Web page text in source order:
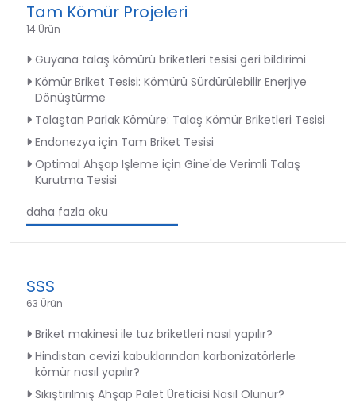
Tam Kömür Projeleri
14 Ürün
Guyana talaş kömürü briketleri tesisi geri bildirimi
Kömür Briket Tesisi: Kömürü Sürdürülebilir Enerjiye
Dönüştürme
Talaştan Parlak Kömüre: Talaş Kömür Briketleri Tesisi
Endonezya için Tam Briket Tesisi
Optimal Ahşap İşleme için Gine'de Verimli Talaş
Kurutma Tesisi
daha fazla oku
SSS
63 Ürün
Briket makinesi ile tuz briketleri nasıl yapılır?
Hindistan cevizi kabuklarından karbonizatörlerle
kömür nasıl yapılır?
Sıkıştırılmış Ahşap Palet Üreticisi Nasıl Olunur?